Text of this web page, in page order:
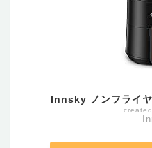
Innsky ノンフライ